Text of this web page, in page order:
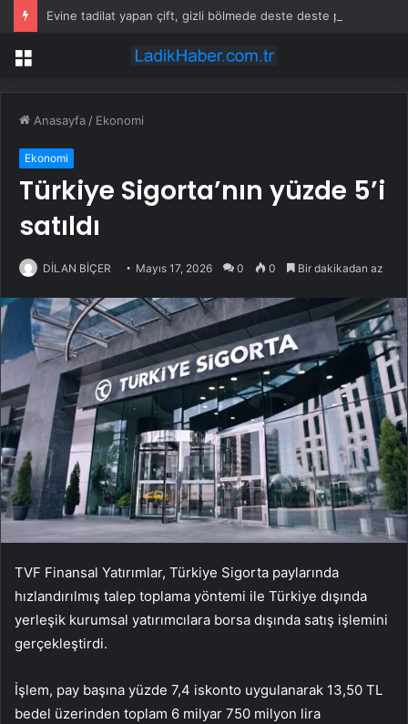
Menü
Anasayfa / Ekonomi
Ekonomi
Türkiye Sigorta’nın yüzde 5’i
satıldı
DİLAN BİÇER Mayıs 17, 2026 0 0 Bir dakikadan az
TVF Finansal Yatırımlar, Türkiye Sigorta paylarında
hızlandırılmış talep toplama yöntemi ile Türkiye dışında
yerleşik kurumsal yatırımcılara borsa dışında satış işlemini
gerçekleştirdi.
İşlem, pay başına yüzde 7,4 iskonto uygulanarak 13,50 TL
bedel üzerinden toplam 6 milyar 750 milyon lira